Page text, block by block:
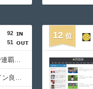
92
51
【E-1選手権】日本、韓国に1-0で勝利し、全勝で連覇達成！ジャーメインのゴールを守り切る！
【E-1選手権】日本、香港に6発大勝！ジャーメイン良がデビュー戦で4ゴール！
12